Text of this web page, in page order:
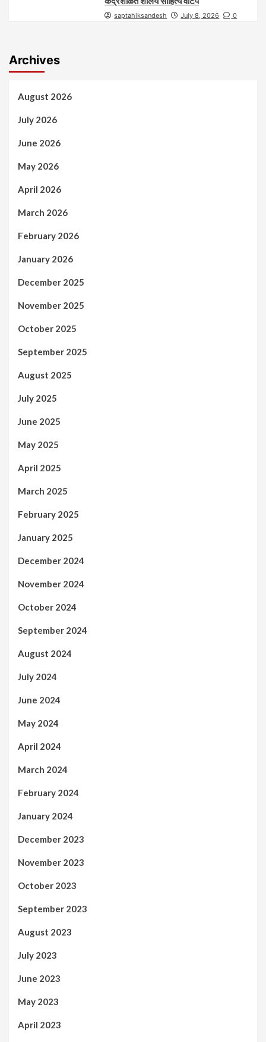
saptahiksandesh July 8, 2026 0
Archives
August 2026
July 2026
June 2026
May 2026
April 2026
March 2026
February 2026
January 2026
December 2025
November 2025
October 2025
September 2025
August 2025
July 2025
June 2025
May 2025
April 2025
March 2025
February 2025
January 2025
December 2024
November 2024
October 2024
September 2024
August 2024
July 2024
June 2024
May 2024
April 2024
March 2024
February 2024
January 2024
December 2023
November 2023
October 2023
September 2023
August 2023
July 2023
June 2023
May 2023
April 2023